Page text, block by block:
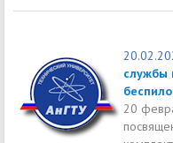
службы
20